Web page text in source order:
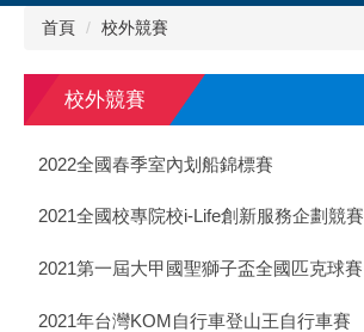
首頁 校外競賽
校外競賽
2022全國春季室內划船錦標賽
2021全國校專院校i-Life創新服務企劃競賽
2021第一屆大甲國聖獅子盃全國匹克球賽
2021年台灣KOM自行車登山王自行車賽